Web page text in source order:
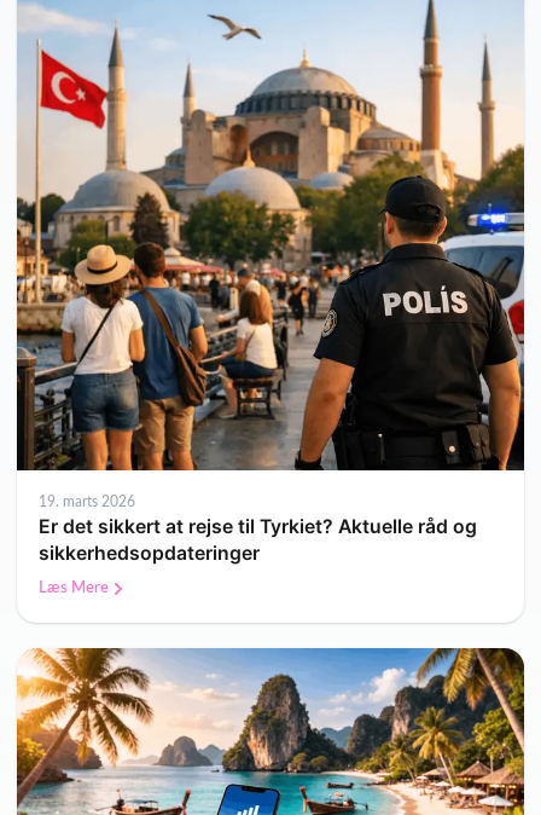
19. marts 2026
Er det sikkert at rejse til Tyrkiet? Aktuelle råd og
sikkerhedsopdateringer
Læs Mere